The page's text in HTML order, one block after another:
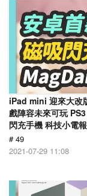
iPad mini 迎來大改
戲陣容未來可玩
閃充手機 科技小電
# 49
2021-07-29 11:08